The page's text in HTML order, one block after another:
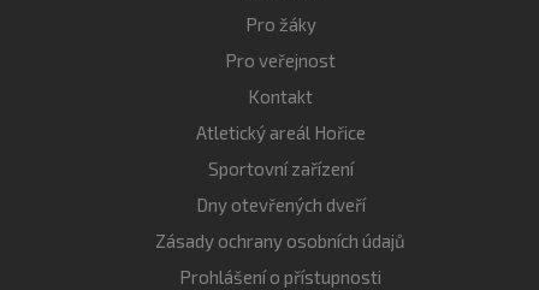
Pro žáky
Pro veřejnost
Kontakt
Atletický areál Hořice
Sportovní zařízení
Dny otevřených dveří
Zásady ochrany osobních údajů
Prohlášení o přístupnosti